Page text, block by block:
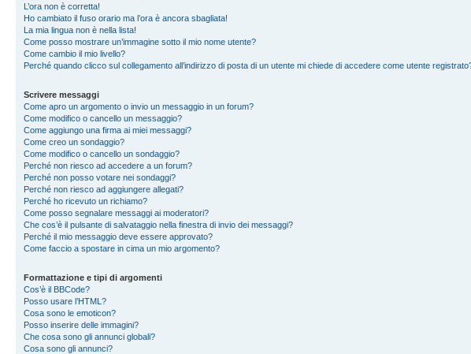
L’ora non è corretta!
Ho cambiato il fuso orario ma l’ora è ancora sbagliata!
La mia lingua non è nella lista!
Come posso mostrare un’immagine sotto il mio nome utente?
Come cambio il mio livello?
Perché quando clicco sul collegamento all’indirizzo di posta di un utente mi chiede di accedere come utente
Scrivere messaggi
Come apro un argomento o invio un messaggio in un forum?
Come modifico o cancello un messaggio?
Come aggiungo una firma ai miei messaggi?
Come creo un sondaggio?
Come modifico o cancello un sondaggio?
Perché non riesco ad accedere a un forum?
Perché non posso votare nei sondaggi?
Perché non riesco ad aggiungere allegati?
Perché ho ricevuto un richiamo?
Come posso segnalare messaggi ai moderatori?
Che cos’è il pulsante di salvataggio nella finestra di invio dei messaggi?
Perché il mio messaggio deve essere approvato?
Come faccio a spostare in cima un mio argomento?
Formattazione e tipi di argomenti
Cos’è il BBCode?
Posso usare l’HTML?
Cosa sono le emoticon?
Posso inserire delle immagini?
Che cosa sono gli annunci globali?
Cosa sono gli annunci?